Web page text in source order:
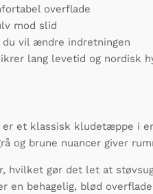
overflade
mod slid
vil ændre indretningen
lang levetid og nordisk
er et klassisk kludetæppe i
og brune nuancer giver
gør det let at
behagelig, blød